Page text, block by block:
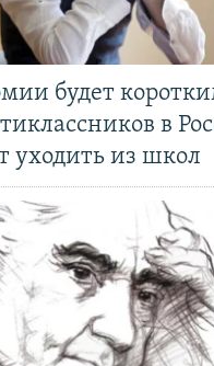
будет
в
уходить из школ